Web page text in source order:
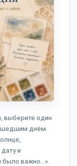
выберите один
днём.
и
было важно…».